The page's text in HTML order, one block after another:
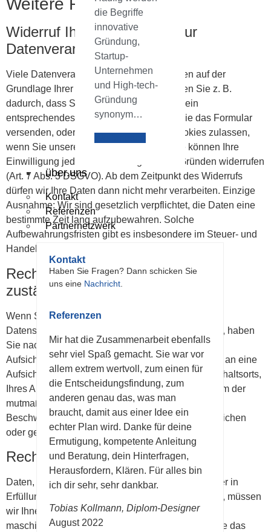
die Begriffe
innovative
Gründung,
Startup-
Unternehmen
und High-tech-
Gründung
synonym…
über.uns
Kontakt
Referenzen
Partnernetzwerk
Kontakt
Haben Sie Fragen? Dann schicken Sie
uns eine Nachricht
Referenzen
Mir hat die Zusammenarbeit ebenfalls
sehr viel Spaß gemacht. Sie war vor
allem extrem wertvoll, zum einen für
die Entscheidungsfindung, zum
anderen genau das, was man
braucht, damit aus einer Idee ein
echter Plan wird. Danke für deine
Ermutigung, kompetente Anleitung
und Beratung, dein Hinterfragen,
Herausfordern, Klären. Für alles bin
ich dir sehr, sehr dankbar.
Tobias Kollmann, Diplom-Designer
August 2022
Weitere Rechte
Widerruf Ihrer Einwilligung zur
Datenverarbeitung
Viele Datenverarbeitungsvorgänge erfolgen auf der
Grundlage Ihrer Einwilligung. Diese erteilen Sie z. B.
dadurch, dass Sie bei Online-Formularen ein
entsprechendes Häkchen setzen, bevor Sie das Formular
versenden, oder indem Sie bestimmte Cookies zulassen,
wenn Sie unsere Webseite besuchen. Sie können Ihre
Einwilligung jederzeit ohne Angabe von Gründen widerrufen
(Art. 7 Abs. 3 DSGVO). Ab dem Zeitpunkt des Widerrufs
dürfen wir Ihre Daten dann nicht mehr verarbeiten. Einzige
Ausnahme: Wir sind gesetzlich verpflichtet, die Daten eine
bestimmte Zeit lang aufzubewahren. Solche
Aufbewahrungsfristen gibt es insbesondere im Steuer- und
Handelsrecht.
Recht zur Beschwerde bei der
zuständigen Aufsichtsbehörde
Wenn Sie der Auffassung sind, dass wir gegen die
Datenschutzgrundverordnung (DSGVO) verstoßen, haben
Sie nach Art. 77 DSGVO das Recht, sich bei einer
Aufsichtsbehörde zu beschweren. Sie können sich an eine
Aufsichtsbehörde in dem Mitgliedstaat Ihres Aufenthaltsorts,
Ihres Arbeitsplatzes oder des Ortes wenden, an dem der
mutmaßliche Verstoß stattgefunden hat. Das
Beschwerderecht besteht neben verwaltungsrechtlichen
oder gerichtlichen Rechtsbehelfen.
Recht auf Datenübertragbarkeit
Daten, die wir auf Grundlage Ihrer Einwilligung oder in
Erfüllung eines Vertrages automatisiert verarbeiten, müssen
wir Ihnen oder einem Dritten in einem gängigen
maschinenlesbaren Format aushändigen, wenn Sie das